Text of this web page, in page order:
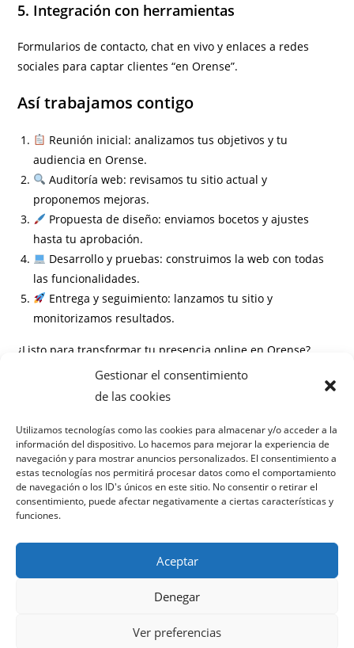
Gestionar el consentimiento
de las cookies
Utilizamos tecnologías como las cookies para almacenar y/o acceder a la
información del dispositivo. Lo hacemos para mejorar la experiencia de
navegación y para mostrar anuncios personalizados. El consentimiento a
estas tecnologías nos permitirá procesar datos como el comportamiento
de navegación o los ID's únicos en este sitio. No consentir o retirar el
consentimiento, puede afectar negativamente a ciertas características y
funciones.
Aceptar
Denegar
Ver preferencias
5. Integración con herramientas
Formularios de contacto, chat en vivo y enlaces a redes
sociales para captar clientes “en Orense”.
Así trabajamos contigo
Reunión inicial: analizamos tus objetivos y tu
audiencia en Orense.
Auditoría web: revisamos tu sitio actual y
proponemos mejoras.
Propuesta de diseño: enviamos bocetos y ajustes
hasta tu aprobación.
Desarrollo y pruebas: construimos la web con todas
las funcionalidades.
Entrega y seguimiento: lanzamos tu sitio y
monitorizamos resultados.
¿Listo para transformar tu presencia online en Orense?
¿Cuánto tarda un proyecto de diseño web en Orense?
¿Puedo gestionar yo mismo el contenido de mi web?
¿Necesito contratar hosting o lo gestionan ustedes?
¿Cómo mejoran el posicionamiento local?
Política de cookies Aviso legal